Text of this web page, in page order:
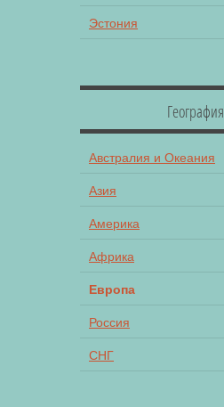
Эстония
География
Австралия и Океания
Азия
Америка
Африка
Европа
Россия
СНГ